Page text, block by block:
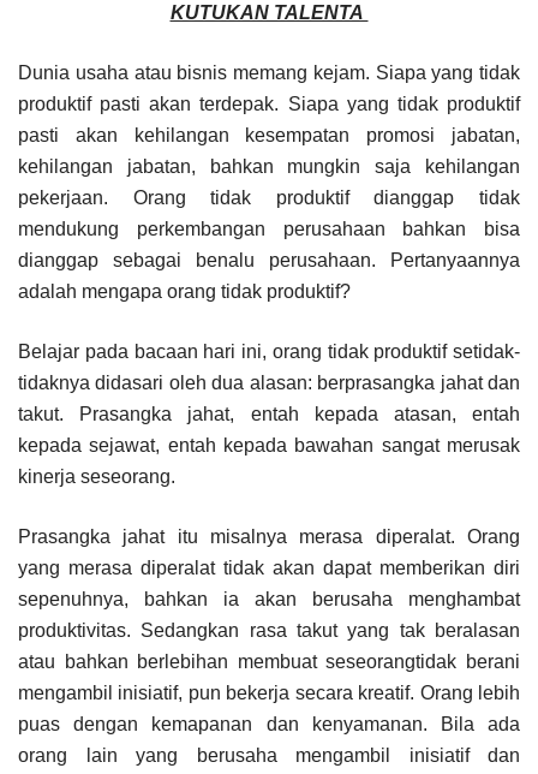
KUTUKAN TALENTA
Dunia usaha atau bisnis memang kejam. Siapa yang tidak
produktif pasti akan terdepak. Siapa yang tidak produktif
pasti akan kehilangan kesempatan promosi jabatan,
kehilangan jabatan, bahkan mungkin saja kehilangan
pekerjaan. Orang tidak produktif dianggap tidak
mendukung perkembangan perusahaan bahkan bisa
dianggap sebagai benalu perusahaan. Pertanyaannya
adalah mengapa orang tidak produktif?
Belajar pada bacaan hari ini, orang tidak produktif setidak-
tidaknya didasari oleh dua alasan: berprasangka jahat dan
takut. Prasangka jahat, entah kepada atasan, entah
kepada sejawat, entah kepada bawahan sangat merusak
kinerja seseorang.
Prasangka jahat itu misalnya merasa diperalat. Orang
yang merasa diperalat tidak akan dapat memberikan diri
sepenuhnya, bahkan ia akan berusaha menghambat
produktivitas. Sedangkan rasa takut yang tak beralasan
atau bahkan berlebihan membuat seseorangtidak berani
mengambil inisiatif, pun bekerja secara kreatif. Orang lebih
puas dengan kemapanan dan kenyamanan. Bila ada
orang lain yang berusaha mengambil inisiatif dan